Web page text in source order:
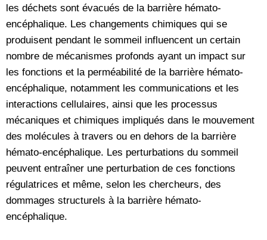
les déchets sont évacués de la barrière hémato-
encéphalique. Les changements chimiques qui se
produisent pendant le sommeil influencent un certain
nombre de mécanismes profonds ayant un impact sur
les fonctions et la perméabilité de la barrière hémato-
encéphalique, notamment les communications et les
interactions cellulaires, ainsi que les processus
mécaniques et chimiques impliqués dans le mouvement
des molécules à travers ou en dehors de la barrière
hémato-encéphalique. Les perturbations du sommeil
peuvent entraîner une perturbation de ces fonctions
régulatrices et même, selon les chercheurs, des
dommages structurels à la barrière hémato-
encéphalique.